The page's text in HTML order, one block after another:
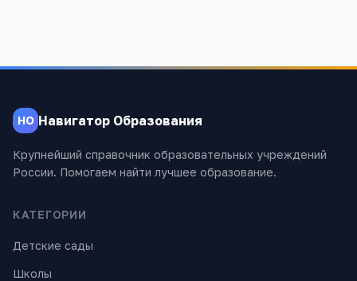
НО Навигатор Образования
Крупнейший справочник образовательных учреждений
России. Помогаем найти лучшее образование.
КАТЕГОРИИ
Детские сады
Школы